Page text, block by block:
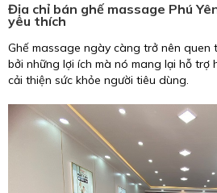
Địa chỉ bán ghế massage Phú
yêu thích
Ghế massage ngày càng trở nên quen
bởi những lợi ích mà nó mang lại hỗ
cải thiện sức khỏe người tiêu dùng.